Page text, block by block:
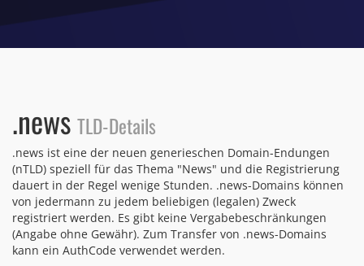
.news TLD-Details
.news ist eine der neuen generieschen Domain-Endungen
(nTLD) speziell für das Thema "News" und die Registrierung
dauert in der Regel wenige Stunden. .news-Domains können
von jedermann zu jedem beliebigen (legalen) Zweck
registriert werden. Es gibt keine Vergabebeschränkungen
(Angabe ohne Gewähr). Zum Transfer von .news-Domains
kann ein AuthCode verwendet werden.